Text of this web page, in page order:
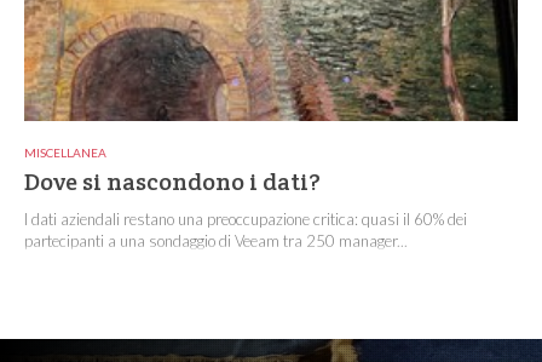
MISCELLANEA
Dove si nascondono i dati?
I dati aziendali restano una preoccupazione critica: quasi il 60% dei
partecipanti a una sondaggio di Veeam tra 250 manager...